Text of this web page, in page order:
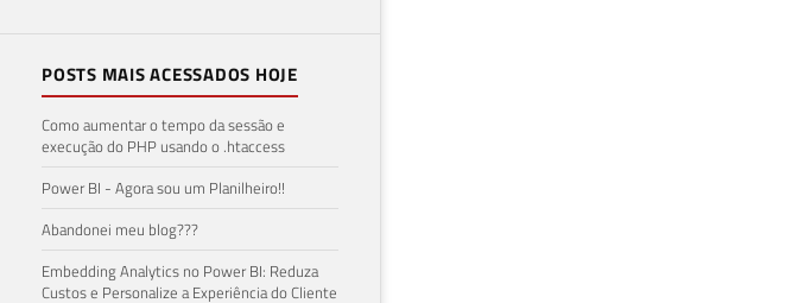
POSTS MAIS ACESSADOS HOJE
Como aumentar o tempo da sessão e
execução do PHP usando o .htaccess
Power BI - Agora sou um Planilheiro!!
Abandonei meu blog???
Embedding Analytics no Power BI: Reduza
Custos e Personalize a Experiência do Cliente